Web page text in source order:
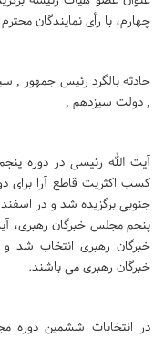
چهارم، با رأی نمایندگان
حادثه بالگرد رئیس جمهور ,
, دولت سیزدهم ,
کسب اکثریت قاطع آرا برای
پنجم مجلس خبرگان رهبری،
خبرگان رهبری انتخاب شد
خبرگان رهبری می باشند.